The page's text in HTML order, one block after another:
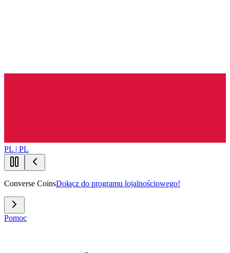
PL | PL
Converse CoinsDołącz do programu lojalnościowego!
Pomoc